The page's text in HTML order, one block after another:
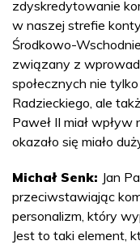
zdyskredytowanie
w naszej strefie
Środkowo-
związany z
społecznych nie
Radzieckiego, ale
Paweł II miał
okazało się miało
Michał Senk: Jan
przeciwstawiając
personalizm, który
Jest to taki element,